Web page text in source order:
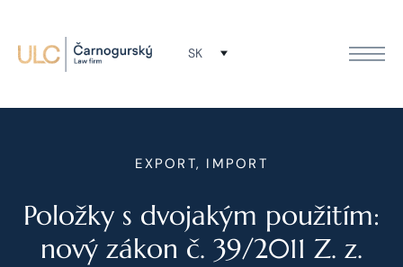
SK
EXPORT, IMPORT
Položky s dvojakým použitím:
nový zákon č. 39/2011 Z. z.